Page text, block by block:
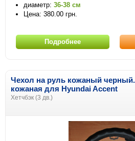
диаметр: 36-38 см
Цена: 380.00 грн.
Подробнее
Чехол на руль кожаный
кожаная для HyundaiAccent
Хетчбэк (3 дв.)